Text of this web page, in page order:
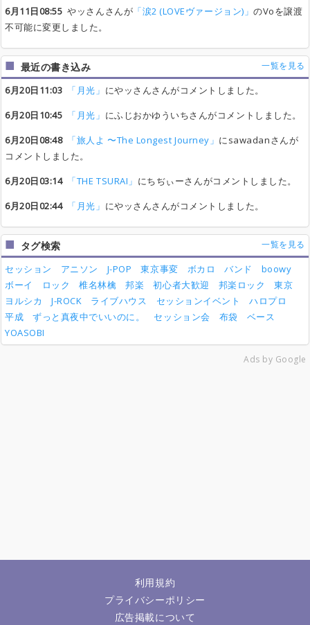
6月11日08:55 やッさんさんが 「涙2 (LOVEヴァージョン)」のVoを譲渡
不可能に変更しました。
最近の書き込み 一覧を見る
6月20日11:03 「月光」 にやッさんさんがコメントしました。
6月20日10:45
「月光」 にふじおかゆういちさんがコメントしました。
6月20日08:48
「旅人よ 〜The Longest Journey」 にsawadanさんが
コメントしました。
6月20日03:14
「THE TSURAI」 にちぢぃーさんがコメントしました。
6月20日02:44
「月光」 にやッさんさんがコメントしました。
タグ検索 一覧を見る
セッション アニソン J-POP 東京事変 ボカロ バンド
boowy
ボーイ
ロック 椎名林檎 邦楽 初心者大歓迎 邦楽ロック
東京
ヨルシカ
J-ROCK ライブハウス セッションイベント
ハロプロ
平成
ずっと真夜中でいいのに。 セッション会 布袋
ベース
YOASOBI
Ads by Google
利用規約
プライバシーポリシー
広告掲載について